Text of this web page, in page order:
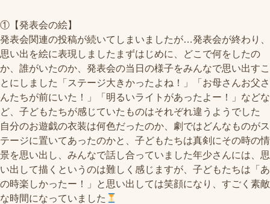
①【発表会の絵】
発表会関連の投稿が続いてしまいましたが…発表会が終わり、
思い出を絵に表現しました️まずはじめに、どこで何をしたの
か、誰がいたのか、発表会の当日の様子をみんなで思い出すこ
とにしました「ステージ大きかったよね！」「お母さんお父さ
んたちが前にいた！」「明るいライトがあったよー！」などな
ど、子どもたちが感じていたものはそれぞれ違うようでした
自分のお遊戯の衣装は何色だったのか、劇ではどんなものがス
テージに置いてあったのかと、子どもたちは真剣にその時の情
景を思い出し、みんなで話し合っていました年少さんには、思
い出して描くというのは難しく感じますが、子どもたちは「あ
の時楽しかったー！」と思い出しては笑顔になり、すごく素敵
な時間になっていました